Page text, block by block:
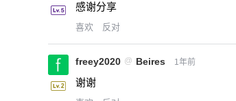
感谢分享
喜欢 反对
freey2020 @ Beires 1年前
谢谢